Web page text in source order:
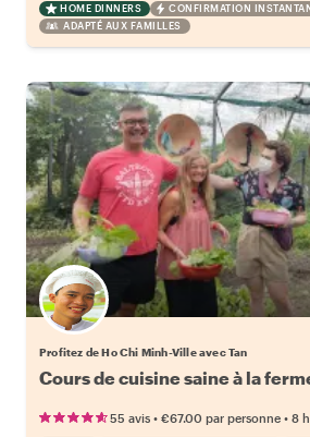
HOME DINNERS
CONFIRMATION
ADAPTÉ AUX FAMILLES
Profitez de Ho Chi Minh-Ville avec Tan
Cours de cuisine saine à la
55 avis • €67.00 par personne • 8